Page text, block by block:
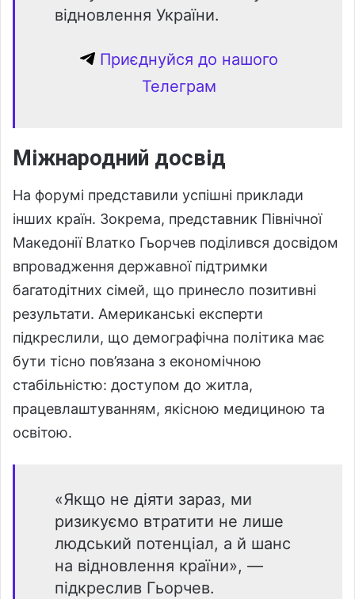
відновлення України.
Приєднуйся до нашого
Телеграм
Міжнародний досвід
На форумі представили успішні приклади
інших країн. Зокрема, представник Північної
Македонії Влатко Гьорчев поділився досвідом
впровадження державної підтримки
багатодітних сімей, що принесло позитивні
результати. Американські експерти
підкреслили, що демографічна політика має
бути тісно пов’язана з економічною
стабільністю: доступом до житла,
працевлаштуванням, якісною медициною та
освітою.
«Якщо не діяти зараз, ми
ризикуємо втратити не лише
людський потенціал, а й шанс
на відновлення країни», —
підкреслив Гьорчев.